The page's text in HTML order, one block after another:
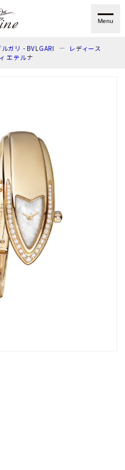
Menu
ルガリ - BVLGARI
レディース
エテルナ